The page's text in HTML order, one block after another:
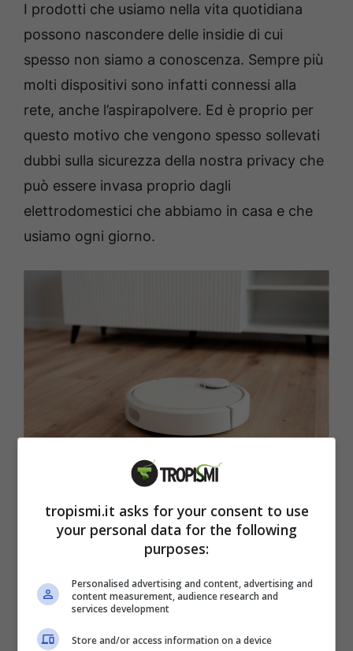
I prodotti che usiamo nella vita quotidiana
possono nascondere delle insidie di cui
spesso non siamo a conoscenza. Sempre più
molti dispositivi sono infatti connessi alla
rete, anche l’aspirapolvere. Ed è proprio per
questo motivo che vengono spesso sollevati
dubbi sulla sicurezza della nostra privacy che
può essere invasa proprio dagli
elettrodomestici che abbiamo in casa e che
usiamo ogni giorno.
Il tuo aspirapolvere ti spia? Come scoprirlo e cosa fare –
tropismi.it
Sembra che un aspirapolvere stia spiando gli
loro insaputa, addirittura catturando immagini
e dettagli personali senza consenso.
tropismi.it asks for your consent to use
your personal data for the following
purposes:
Personalised advertising and content, advertising and
content measurement, audience research and
services development
Store and/or access information on a device